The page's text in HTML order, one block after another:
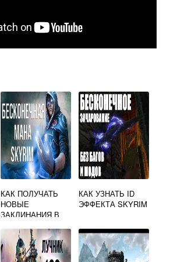
КАК ПОЛУЧАТЬ
НОВЫЕ
ЗАКЛИНАНИЯ В
КАК УЗНАТЬ ID
ЭФФЕКТА SKYRIM